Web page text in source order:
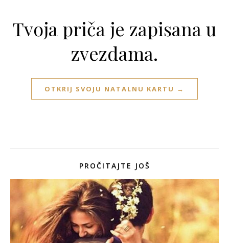
Tvoja priča je zapisana u
zvezdama.
OTKRIJ SVOJU NATALNU KARTU →
PROČITAJTE JOŠ